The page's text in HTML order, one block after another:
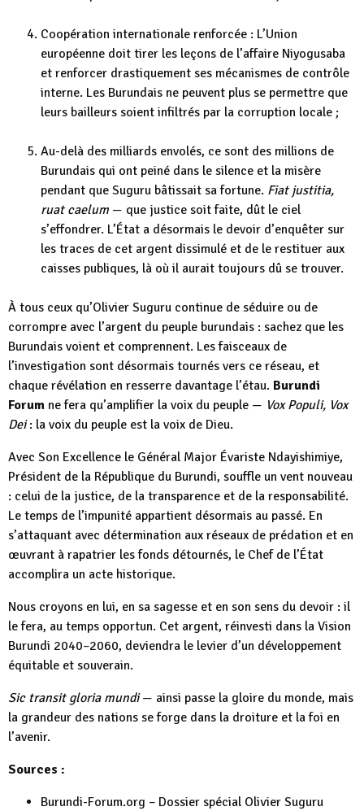
Coopération internationale renforcée : L’Union
européenne doit tirer les leçons de l’affaire Niyogusaba
et renforcer drastiquement ses mécanismes de contrôle
interne. Les Burundais ne peuvent plus se permettre que
leurs bailleurs soient infiltrés par la corruption locale ;
Au-delà des milliards envolés, ce sont des millions de
Burundais qui ont peiné dans le silence et la misère
pendant que Suguru bâtissait sa fortune. Fiat justitia,
ruat caelum — que justice soit faite, dût le ciel
s’effondrer. L’État a désormais le devoir d’enquêter sur
les traces de cet argent dissimulé et de le restituer aux
caisses publiques, là où il aurait toujours dû se trouver.
À tous ceux qu’Olivier Suguru continue de séduire ou de
corrompre avec l’argent du peuple burundais : sachez que les
Burundais voient et comprennent. Les faisceaux de
l’investigation sont désormais tournés vers ce réseau, et
chaque révélation en resserre davantage l’étau. Burundi
Forum ne fera qu’amplifier la voix du peuple — Vox Populi, Vox
Dei: la voix du peuple est la voix de Dieu.
Avec Son Excellence le Général Major Évariste Ndayishimiye,
Président de la République du Burundi, souffle un vent nouveau
: celui de la justice, de la transparence et de la responsabilité.
Le temps de l’impunité appartient désormais au passé. En
s’attaquant avec détermination aux réseaux de prédation et en
œuvrant à rapatrier les fonds détournés, le Chef de l’État
accomplira un acte historique.
Nous croyons en lui, en sa sagesse et en son sens du devoir : il
le fera, au temps opportun. Cet argent, réinvesti dans la Vision
Burundi 2040–2060, deviendra le levier d’un développement
équitable et souverain.
Sic transit gloria mundi— ainsi passe la gloire du monde, mais
la grandeur des nations se forge dans la droiture et la foi en
l’avenir.
Sources :
Burundi-Forum.org – Dossier spécial Olivier Suguru